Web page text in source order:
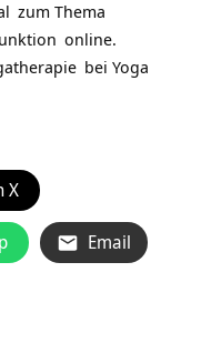
zum Thema
online.
bei Yoga
X
Email